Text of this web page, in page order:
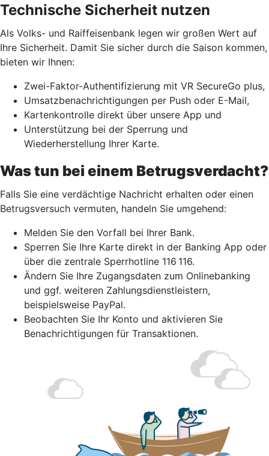
Technische Sicherheit nutzen
Als Volks- und Raiffeisenbank legen wir großen Wert auf
Ihre Sicherheit. Damit Sie sicher durch die Saison kommen,
bieten wir Ihnen:
Zwei-Faktor-Authentifizierung mit VR SecureGo plus,
Umsatzbenachrichtigungen per Push oder E-Mail,
Kartenkontrolle direkt über unsere App und
Unterstützung bei der Sperrung und
Wiederherstellung Ihrer Karte.
Was tun bei einem Betrugsverdacht?
Falls Sie eine verdächtige Nachricht erhalten oder einen
Betrugsversuch vermuten, handeln Sie umgehend:
Melden Sie den Vorfall bei Ihrer Bank.
Sperren Sie Ihre Karte direkt in der Banking App oder
über die zentrale Sperrhotline 116 116.
Ändern Sie Ihre Zugangsdaten zum Onlinebanking
und ggf. weiteren Zahlungsdienstleistern,
beispielsweise PayPal.
Beobachten Sie Ihr Konto und aktivieren Sie
Benachrichtigungen für Transaktionen.